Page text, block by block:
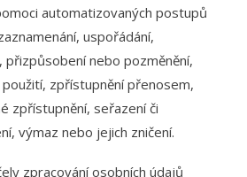
automatizovaných postupů
uspořádání,
přizpůsobení nebo pozměnění,
zpřístupnění přenosem,
zpřístupnění, seřazení či
výmaz nebo jejich zničení.
zpracování osobních údajů